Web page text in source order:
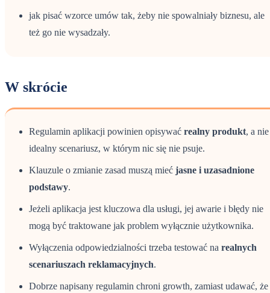
jak pisać wzorce umów tak, żeby nie spowalniały biznesu, ale
też go nie wysadzały.
W skrócie
Regulamin aplikacji powinien opisywać realny produkt, a nie
idealny scenariusz, w którym nic się nie psuje.
Klauzule o zmianie zasad muszą mieć jasne i uzasadnione
podstawy.
Jeżeli aplikacja jest kluczowa dla usługi, jej awarie i błędy nie
mogą być traktowane jak problem wyłącznie użytkownika.
Wyłączenia odpowiedzialności trzeba testować na realnych
scenariuszach reklamacyjnych.
Dobrze napisany regulamin chroni growth, zamiast udawać, że